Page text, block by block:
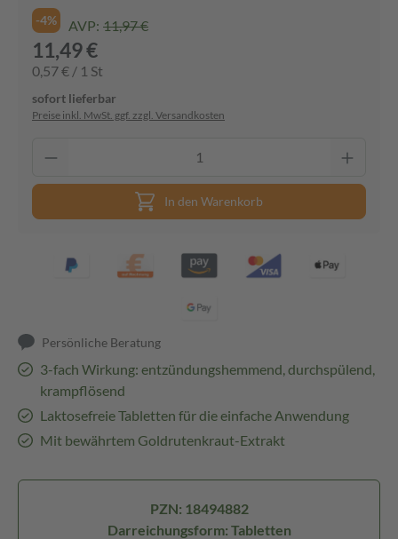
-4% AVP: 11,97 €
11,49 €
0,57 € / 1 St
sofort lieferbar
Preise inkl. MwSt. ggf. zzgl. Versandkosten
In den Warenkorb
Persönliche Beratung
3-fach Wirkung: entzündungshemmend, durchspülend,
krampflösend
Laktosefreie Tabletten für die einfache Anwendung
Mit bewährtem Goldrutenkraut-Extrakt
PZN: 18494882
Darreichungsform: Tabletten